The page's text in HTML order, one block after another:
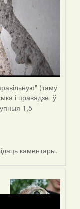
(таму
і правядзе ў
1,5
каментары.